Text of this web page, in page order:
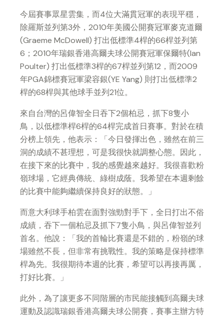
今屆賽事眾星雲集，而4位大滿貫冠軍的表現平穩，
除羅斯並列第3外，2010年美國公開賽冠軍麥克道爾
(Graeme McDowell) 打出低標準4桿的66桿並列第
6；2010年瑞銀香港高爾夫球公開賽冠軍保爾特(Ian
Poulter) 打出低標準3桿的67桿並列第12，而2009
年PGA錦標賽冠軍梁容銀(YE Yang) 則打出低標準2
桿的68桿與其他球手並列21位。
來自台灣的呂偉智全日吞下2個柏忌，抓下8隻小
鳥，以低標準桿6桿的64桿完成首日賽事。對於在積
分榜上領先，他表示：「今日發揮出色，雖然在前三
洞的成績不甚理想，可是我很快就調整心態。因此，
在接下來的比賽中，我的感覺越來越好。我很喜歡粉
嶺球場，它經典傳統、綠樹成蔭。我希望在本週剩餘
的比賽中能夠繼續保持良好的狀態。」
而意大利球手柏雲在面對強勁對手下，全日打出不俗
成績，吞下一個柏忌及抓下7隻小鳥，與呂偉智並列
首名。他說：「我的首輪比賽還是不錯的，粉嶺的球
場雖然不長，但非常有挑戰性。我的策略是保持標準
桿為先。我很期待本週的比賽，希望可以再接再厲，
打好比賽。」
此外，為了讓更多不同階層的市民能接觸到高爾夫球
運動及認識瑞銀香港高爾夫球公開賽，賽事主辦方特